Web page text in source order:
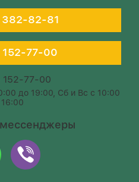
82-81
152-77-00
152-77-00
до 19:00, Сб и Вс с 10:00